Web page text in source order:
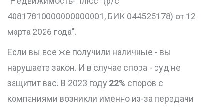
40817810000000000001, БИК 044525178) от 12
марта 2026 года".
Если вы все же получили наличные - вы
нарушаете закон. И в случае спора - суд не
защитит вас. В 2023 году 22% споров с
компаниями возникли именно из-за передачи